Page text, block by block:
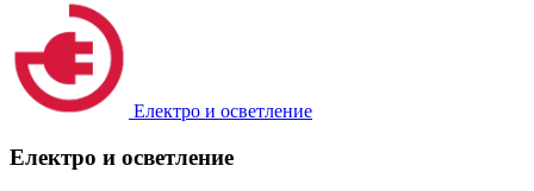
Електро и осветление
Електро и осветление